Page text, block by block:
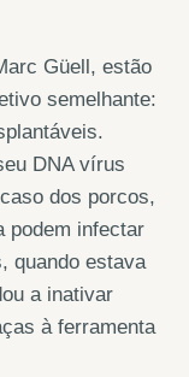
Güell, estão
semelhante:
DNA vírus
dos porcos,
podem infectar
quando estava
a inativar
à ferramenta